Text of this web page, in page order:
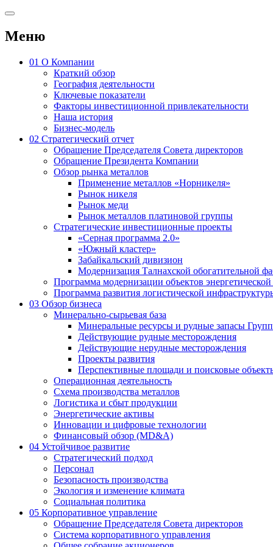
Меню
01 О Компании
Краткий обзор
География деятельности
Ключевые показатели
Факторы инвестиционной привлекательности
Наша история
Бизнес-модель
02 Стратегический отчет
Обращение Председателя Совета директоров
Обращение Президента Компании
Обзор рынка металлов
Применение металлов «Норникеля»
Рынок никеля
Рынок меди
Рынок металлов платиновой группы
Стратегические инвестиционные проекты
«Серная программа 2.0»
«Южный кластер»
Забайкальский дивизион
Модернизация Талнахской обогатительной
Программа модернизации объектов
Программа развития логистической
03 Обзор бизнеса
Минерально-сырьевая база
Минеральные ресурсы и рудные запасы
Действующие рудные месторождения
Действующие нерудные месторождения
Проекты развития
Перспективные площади и поисковые
Операционная деятельность
Схема производства металлов
Логистика и сбыт продукции
Энергетические активы
Инновации и цифровые технологии
Финансовый обзор (MD&A)
04 Устойчивое развитие
Стратегический подход
Персонал
Безопасность производства
Экология и изменение климата
Социальная политика
05 Корпоративное управление
Обращение Председателя Совета директоров
Система корпоративного управления